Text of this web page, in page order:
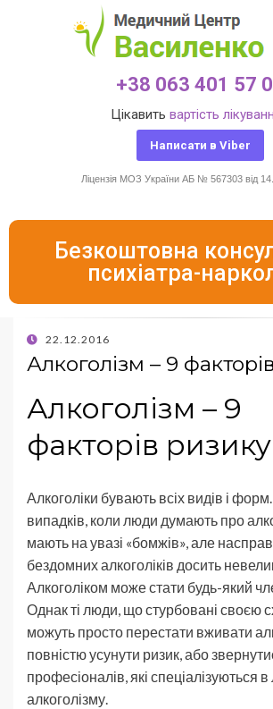
+38 063 401 57
Цікавить вартість
Написати в Viber
Ліцензія МОЗ України АБ № 567303 від
Безкоштовна
психіатра-
22.12.2016
Алкоголізм – 9
Алкоголізм – 9
факторів
Алкоголіки бувають всіх видів і
випадків, коли люди думають про
мають на увазі «бомжів», але
бездомних алкоголіків досить
Алкоголіком може стати будь-який
Однак ті люди, що стурбовані своєю
можуть просто перестати вживати
повністю усунути ризик, або
професіоналів, які спеціалізуються в
алкоголізму.